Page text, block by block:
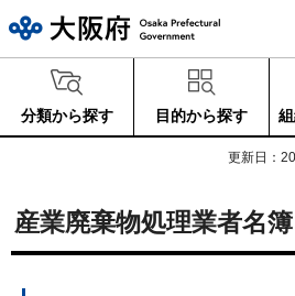
分類から探す 目的から探す
更新日：
産業廃棄物処理業者名簿